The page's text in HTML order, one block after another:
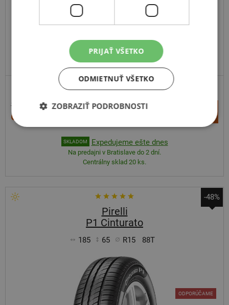
185 88H
102,71 €
62,80 €
SKLADOM Expedujeme ešte dnes
Na predajni v Bratislave do 2 dní.
Centrálny sklad 20 ks.
-48%
Pirelli
P1 Cinturato
185 65 R15 88T
ODPORÚČAME
PRIJAŤ VŠETKO
ODMIETNUŤ VŠETKO
ZOBRAZIŤ PODROBNOSTI